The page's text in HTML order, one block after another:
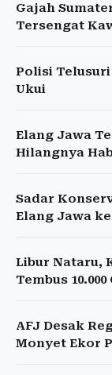
Gajah
Tersengat
Polisi
Ukui
Elang Jawa
Hilangnya
Sadar
Elang Jawa ke
Libur Nataru,
Tembus
AFJ Desak
Monyet Ekor